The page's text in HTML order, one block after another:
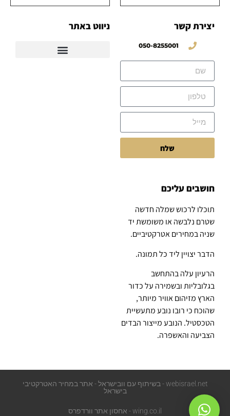
יצירת קשר
050-8255001
שלח
ניווט באתר
חושבים עליכם
תוכלו לרכוש שמלה חדשה
שטרם נלבשה או משומשת יד
שניה במחירים אטרקטיביים.
הדבר יצויין ליד כל תמונה.
הרעיון עלה בהתחשב
בגלובליות ובשמירה על כדור
הארץ מזיהום אוויר מיותר,
שהוכח כי רובו נובע מתעשיית
הטכסטיל. הנובע מייצור הבדים
הצביעה והאשפרה.
webisrael.net - בשיתוף עם וובישראל - אתר במחיר האטרקטיבי
בישראל
wing.co.il - אחסון אתר וורדפרס